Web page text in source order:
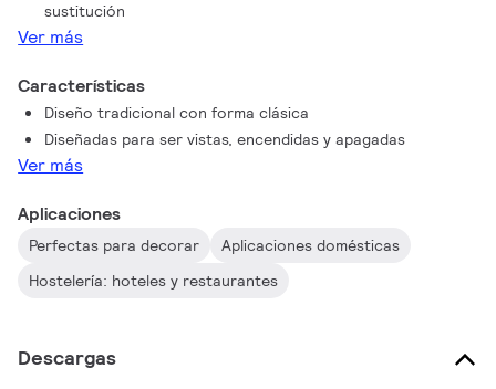
sustitución
Ver más
Características
Diseño tradicional con forma clásica
Diseñadas para ser vistas, encendidas y apagadas
Ver más
Aplicaciones
Perfectas para decorar
Aplicaciones domésticas
Hostelería: hoteles y restaurantes
Descargas